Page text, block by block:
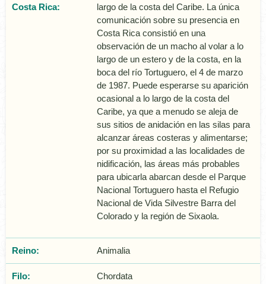
Costa Rica:
largo de la costa del Caribe. La única
comunicación sobre su presencia en
Costa Rica consistió en una
observación de un macho al volar a lo
largo de un estero y de la costa, en la
boca del río Tortuguero, el 4 de marzo
de 1987. Puede esperarse su aparición
ocasional a lo largo de la costa del
Caribe, ya que a menudo se aleja de
sus sitios de anidación en las silas para
alcanzar áreas costeras y alimentarse;
por su proximidad a las localidades de
nidificación, las áreas más probables
para ubicarla abarcan desde el Parque
Nacional Tortuguero hasta el Refugio
Nacional de Vida Silvestre Barra del
Colorado y la región de Sixaola.
Reino: Animalia
Filo: Chordata